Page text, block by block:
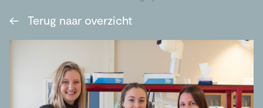
← Terug naar overzicht